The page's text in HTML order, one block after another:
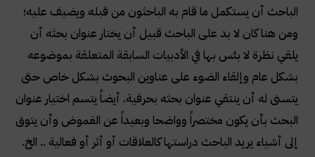
الباحث أن يستكمل ما قام به الباحثون من قبله ويضيف عليه؛
ومن هنا كان لا بد على الباحث قبيل أن يختار عنوان بحثه أن
يلقي نظرة لا بئس بها في الأدبيات السابقة المتعلقة بموضوعه
بشكل عام وإلقاء الضوء على عناوين البحوث بشكل خاص حتى
يتسنى له أن ينتقي عنوان بحثه بحرفية. أيضاً يتسم اختيار عنوان
البحث بأن يكون مختصراً وواضحا وبعيداً عن الغموض وأن يتوق
إلى أشياء يريد الباحث دراستها كالعلاقات أو أثر أو فعالية .. الخ.